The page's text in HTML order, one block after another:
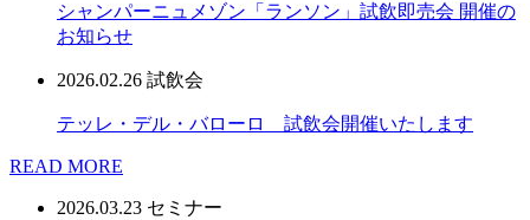
シャンパーニュメゾン「ランソン」試飲即売会 開催の
お知らせ
2026.02.26 試飲会
テッレ・デル・バローロ 試飲会開催いたします
READ MORE
2026.03.23 セミナー